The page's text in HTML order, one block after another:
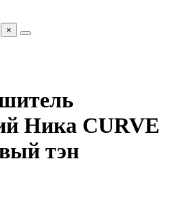
×
Ника CURVE
тэн